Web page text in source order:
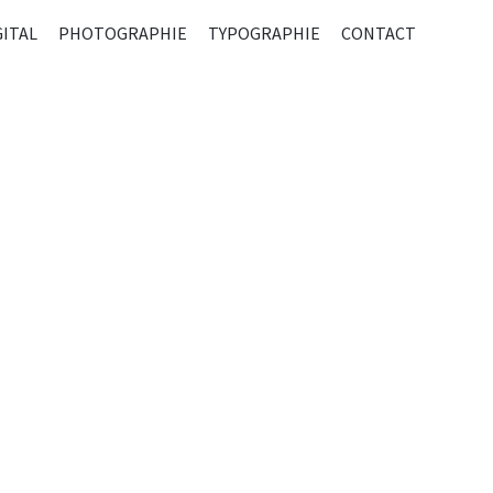
PHOTOGRAPHIE TYPOGRAPHIE CONTACT